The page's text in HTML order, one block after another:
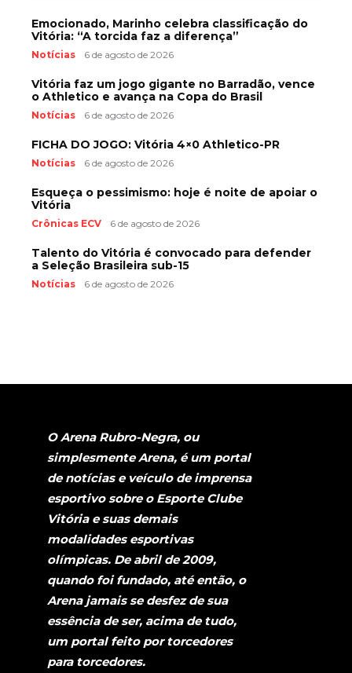
Emocionado, Marinho celebra classificação do
Vitória: “A torcida faz a diferença”
Notícias 6 de agosto de 2026
Vitória faz um jogo gigante no Barradão, vence
o Athletico e avança na Copa do Brasil
Notícias 6 de agosto de 2026
FICHA DO JOGO: Vitória 4×0 Athletico-PR
Notícias 6 de agosto de 2026
Esqueça o pessimismo: hoje é noite de apoiar o
Vitória
Crônicas ECV 6 de agosto de 2026
Talento do Vitória é convocado para defender
a Seleção Brasileira sub-15
Notícias 6 de agosto de 2026
O Arena Rubro-Negra, ou
simplesmente Arena, é um portal
de notícias e veículo de imprensa
esportivo sobre o Esporte Clube
Vitória e suas demais
modalidades esportivas
olímpicas. De abril de 2009,
quando foi fundado, até então, o
Arena jamais se desfez de sua
essência de ser, acima de tudo,
um portal feito por torcedores
para torcedores.